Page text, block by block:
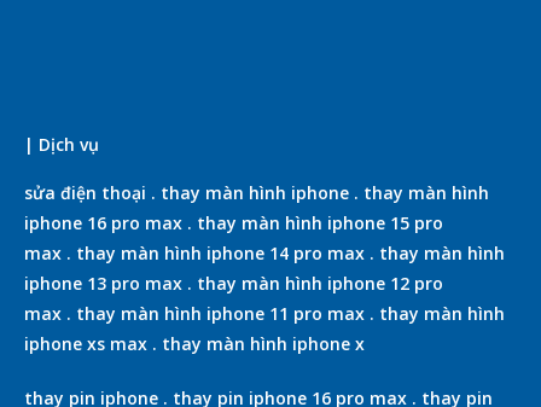
| Dịch vụ
sửa điện thoại . thay màn hình iphone . thay màn hình
iphone 16 pro max . thay màn hình iphone 15 pro
max . thay màn hình iphone 14 pro max . thay màn hình
iphone 13 pro max . thay màn hình iphone 12 pro
max . thay màn hình iphone 11 pro max . thay màn hình
iphone xs max . thay màn hình iphone x
thay pin iphone . thay pin iphone 16 pro max . thay pin